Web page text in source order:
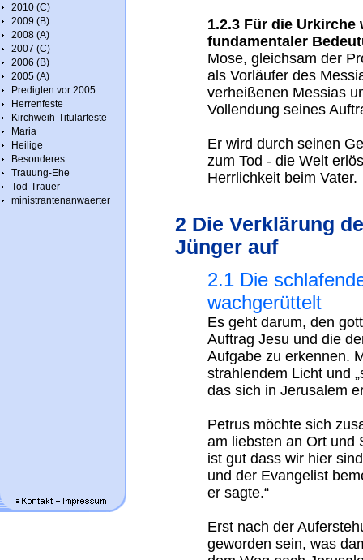
2010 (C)
2009 (B)
2008 (A)
2007 (C)
2006 (B)
2005 (A)
Predigten vor 2005
Herrenfeste
Kirchweih-Titularfeste
Maria
Heilige
Besonderes
Trauung-Ehe
Tod-Trauer
ministrantenanwaerter
1.2.3 Für die Urkirche
fundamentaler
Mose, gleichsam der
als Vorläufer des
verheißenen Messias
Vollendung seines
Er wird durch seinen
zum Tod - die Welt
Herrlichkeit beim Vater.
2 Die Verklärung
Jünger auf
2.1 Die
wachgerüttelt
Es geht darum, den
Auftrag Jesu und die
Aufgabe zu erkennen.
strahlendem Licht und
das sich in Jerusalem
Petrus möchte sich
am liebsten an Ort und
ist gut dass wir hier
und der Evangelist
er sagte.“
Erst nach der
geworden sein, was